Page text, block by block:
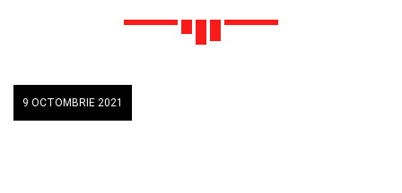
CAUTA IN SITE:
DISTRIBUIE PAGINA PE:
9 OCTOMBRIE 2021